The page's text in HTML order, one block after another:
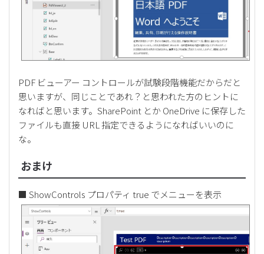
PDF ビューアー コントロールが試験段階機能だからだと
思いますが、同じことであれ？と思われた方のヒントに
なればと思います。SharePoint とか OneDrive に保存した
ファイルも直接 URL 指定できるようになればいいのに
な。
おまけ
■ ShowControls プロパティ true でメニューを表示